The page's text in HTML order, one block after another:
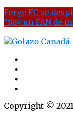
Forge FC se
“Soy un FAN de
Copyright ©